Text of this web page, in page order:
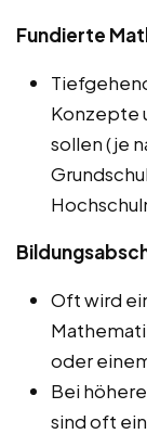
Fundierte
Konzepte
sollen (je
Oft wird
oder
Bei
sind oft